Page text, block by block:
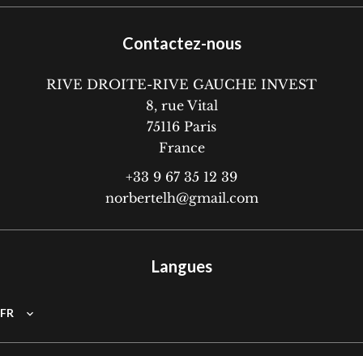
Contactez-nous
RIVE DROITE-RIVE GAUCHE INVEST
8, rue Vital
75116 Paris
France
+33 9 67 35 12 39
norbertelh@gmail.com
Langues
FR